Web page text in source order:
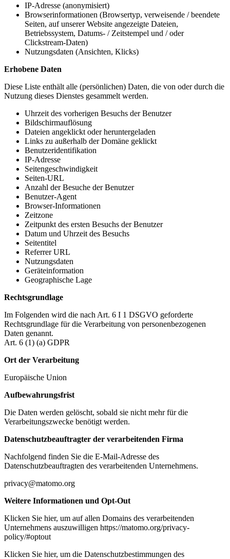
IP-Adresse (anonymisiert)
Browserinformationen (Browsertyp, verweisende / beendete
Seiten, auf unserer Website angezeigte Dateien,
Betriebssystem, Datums- / Zeitstempel und / oder
Clickstream-Daten)
Nutzungsdaten (Ansichten, Klicks)
Erhobene Daten
Diese Liste enthält alle (persönlichen) Daten, die von oder durch die
Nutzung dieses Dienstes gesammelt werden.
Uhrzeit des vorherigen Besuchs der Benutzer
Bildschirmauflösung
Dateien angeklickt oder heruntergeladen
Links zu außerhalb der Domäne geklickt
Benutzeridentifikation
IP-Adresse
Seitengeschwindigkeit
Seiten-URL
Anzahl der Besuche der Benutzer
Benutzer-Agent
Browser-Informationen
Zeitzone
Zeitpunkt des ersten Besuchs der Benutzer
Datum und Uhrzeit des Besuchs
Seitentitel
Referrer URL
Nutzungsdaten
Geräteinformation
Geographische Lage
Rechtsgrundlage
Im Folgenden wird die nach Art. 6 I 1 DSGVO geforderte
Rechtsgrundlage für die Verarbeitung von personenbezogenen
Daten genannt.
Art. 6 (1) (a) GDPR
Ort der Verarbeitung
Europäische Union
Aufbewahrungsfrist
Die Daten werden gelöscht, sobald sie nicht mehr für die
Verarbeitungszwecke benötigt werden.
Datenschutzbeauftragter der verarbeitenden Firma
Nachfolgend finden Sie die E-Mail-Adresse des
Datenschutzbeauftragten des verarbeitenden Unternehmens.
privacy@matomo.org
Weitere Informationen und Opt-Out
Klicken Sie hier, um auf allen Domains des verarbeitenden
Unternehmens auszuwilligen https://matomo.org/privacy-
policy/#optout
Klicken Sie hier, um die Datenschutzbestimmungen des